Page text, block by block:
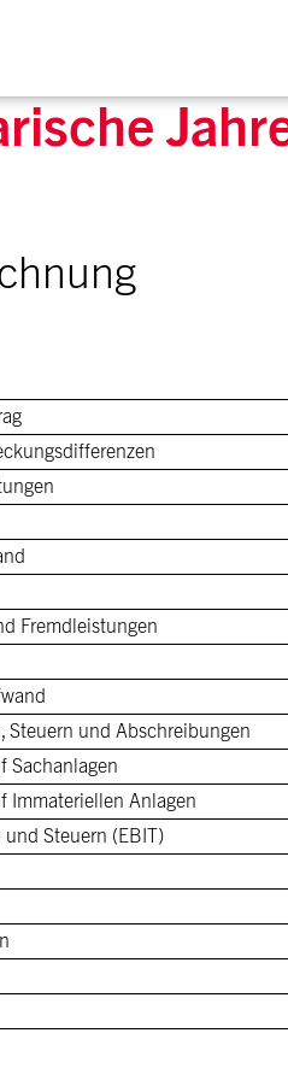
Fremdleistungen
Steuern und Abschreibungen
Sachanlagen
Immateriellen Anlagen
und Steuern (EBIT)